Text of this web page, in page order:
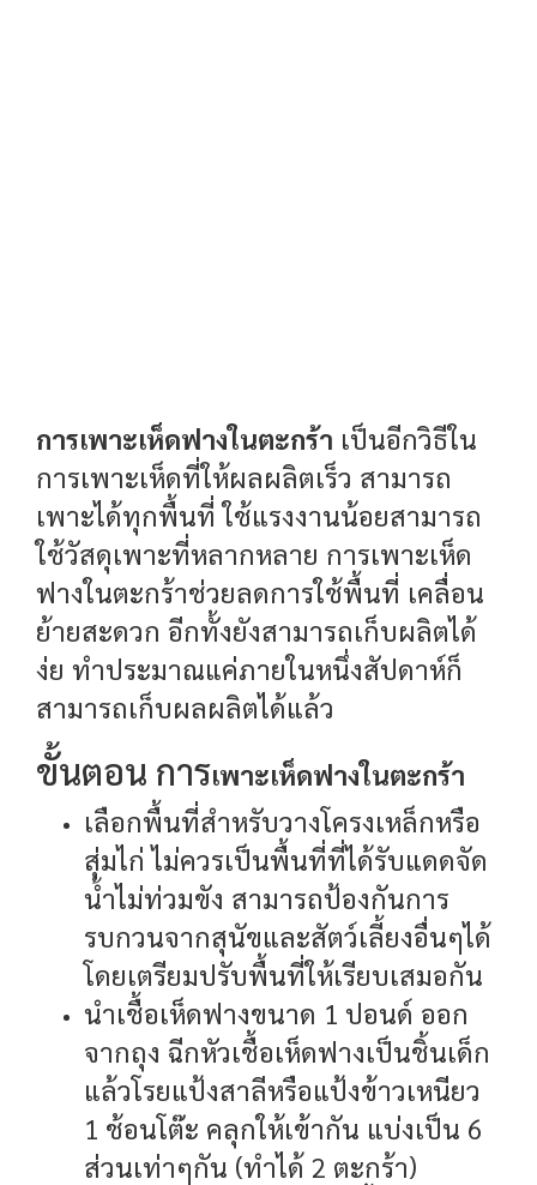
การเพาะเห็ดฟางในตะกร้า เป็นอีกวิธีใน
การเพาะเห็ดที่ให้ผลผลิตเร็ว สามารถ
เพาะได้ทุกพื้นที่ ใช้แรงงานน้อยสามารถ
ใช้วัสดุเพาะที่หลากหลาย การเพาะเห็ด
ฟางในตะกร้าช่วยลดการใช้พื้นที่ เคลื่อน
ย้ายสะดวก อีกทั้งยังสามารถเก็บผลิตได้
ง่ย ทำประมาณแค่ภายในหนึ่งสัปดาห์ก็
สามารถเก็บผลผลิตได้แล้ว
ขั้นตอน การเพาะเห็ดฟางในตะกร้า
เลือกพื้นที่สำหรับวางโครงเหล็กหรือ
สุ่มไก่ ไม่ควรเป็นพื้นที่ที่ได้รับแดดจัด
น้ำไม่ท่วมขัง สามารถป้องกันการ
รบกวนจากสุนัขและสัตว์เลี้ยงอื่นๆได้
โดยเตรียมปรับพื้นที่ให้เรียบเสมอกัน
นำเชื้อเห็ดฟางขนาด 1 ปอนด์ ออก
จากถุง ฉีกหัวเชื้อเห็ดฟางเป็นชิ้นเด็ก
แล้วโรยแป้งสาลีหรือแป้งข้าวเหนียว
1 ช้อนโต๊ะ คลุกให้เข้ากัน แบ่งเป็น 6
ส่วนเท่าๆกัน (ทำได้ 2 ตะกร้า)